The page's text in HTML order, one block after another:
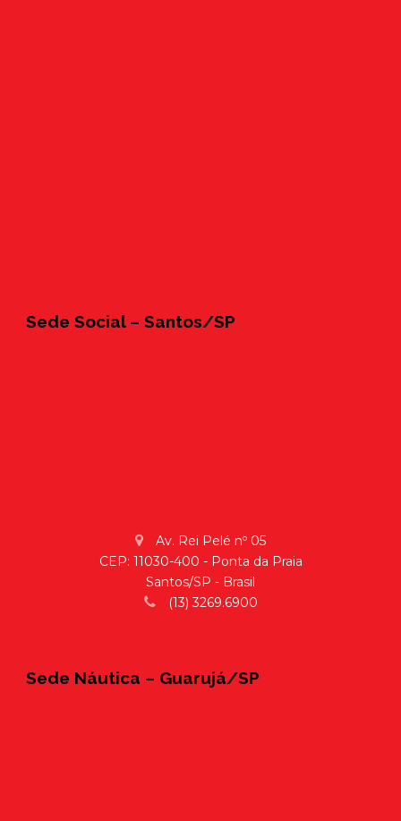
Sede Social – Santos/SP
Av. Rei Pelé nº 05
CEP: 11030-400 - Ponta da Praia
Santos/SP - Brasil
(13) 3269.6900
Sede Náutica – Guarujá/SP